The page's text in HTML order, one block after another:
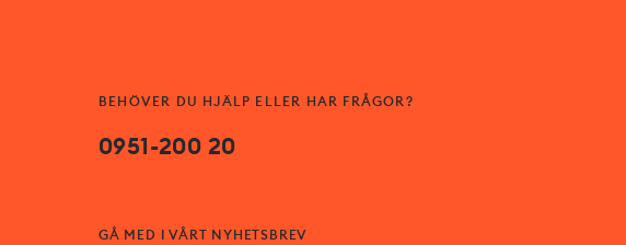
BEHÖVER DU HJÄLP ELLER HAR FRÅGOR?
0951-200 20
GÅ MED I VÅRT NYHETSBREV